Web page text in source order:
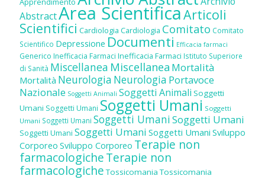
AbstractArea ScientificaArticoli
Scientifici Cardiologia Cardiologia Comitato Comitato
Scientifico Depressione Documenti Efficacia farmaci
Generico Inefficacia Farmaci Inefficacia Farmaci Istituto Superiore
di Sanità Miscellanea Miscellanea Mortalità
Mortalità Neurologia Neurologia Portavoce
Nazionale Soggetti Animali Soggetti Animali Soggetti
Umani Soggetti Umani Soggetti Umani Soggetti
Umani Soggetti Umani Soggetti UmaniSoggetti Umani
Soggetti Umani Soggetti Umani Soggetti Umani Sviluppo
Corporeo Sviluppo Corporeo Terapie non
farmacologicheTerapie non
farmacologiche Tossicomania Tossicomania